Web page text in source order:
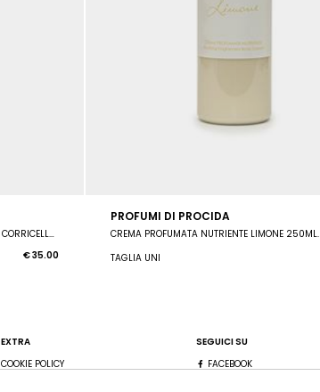
CREMA PROFUMATA NUTRIENTE MARINA DI CORRICELLA 250 ML
€ 35.00
PROFUMI DI PROCIDA
CREMA PROFUMATA NUTRIENTE LIMONE 250ML.
TAGLIA UNI
EXTRA
COOKIE POLICY
SEGUICI SU
FACEBOOK